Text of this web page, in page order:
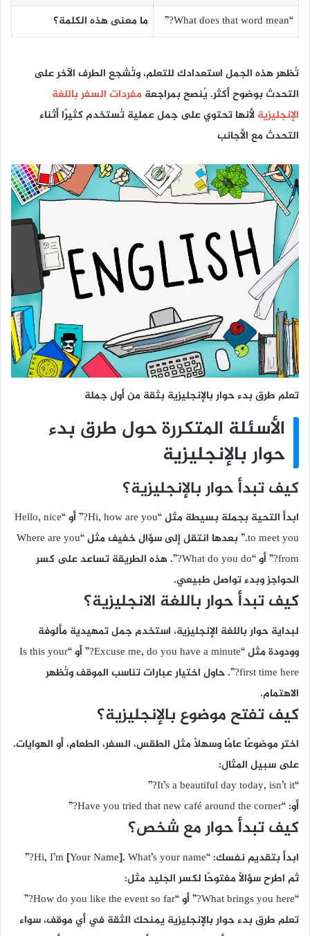
“What does that word mean?”
ما معنى هذه الكلمة؟
تُظهر هذه الجمل استعدادك للتعلم، وتُشجع الطرف الآخر على
التحدث بوضوح أكثر. يُنصح بمراجعة مفردات السفر باللغة
الإنجليزية لأنها تحتوي على جمل عملية تُستخدم كثيرًا أثناء
التحدث مع الأجانب
تعلم طرق بدء حوار بالإنجليزية بثقة من أول جملة
الأسئلة المتكررة حول طرق بدء
حوار بالإنجليزية
كيف تبدأ حوار بالإنجليزية؟
ابدأ التحية بجملة بسيطة مثل “Hi, how are you?” أو “Hello, nice
to meet you.” بعدها انتقل إلى سؤال خفيف مثل “Where are you
from?” أو “What do you do?”. هذه الطريقة تساعد على كسر
الحواجز وبدء تواصل طبيعي.
كيف تبدأ حوار باللغة الانجليزية؟
لبداية حوار باللغة الإنجليزية، استخدم جمل تمهيدية مألوفة
وودودة مثل “Excuse me, do you have a minute?” أو “Is this your
first time here?”. حاول اختيار عبارات تناسب الموقف وتُظهر
الاهتمام.
كيف تفتح موضوع بالإنجليزية؟
اختر موضوعًا عامًا وسهلًا مثل الطقس، السفر، الطعام، أو الهوايات.
على سبيل المثال:
“It’s a beautiful day today, isn’t it?”
أو: “Have you tried that new café around the corner?”
كيف تبدأ حوار مع شخص؟
ابدأ بتقديم نفسك: “Hi, I’m [Your Name]. What’s your name?”
ثم اطرح سؤالًا مفتوحًا لكسر الجليد مثل:
“What brings you here?” أو “How do you like the event so far?”
تعلم طرق بدء حوار بالإنجليزية يمنحك الثقة في أي موقف، سواء